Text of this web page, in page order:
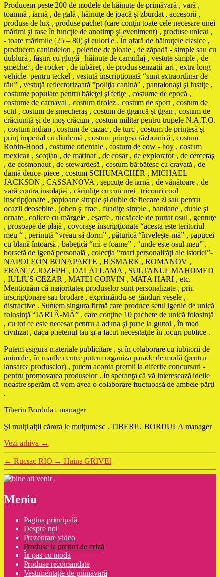
Producem peste 200 de modele de hăinuţe de primăvară , vară ,
toamnă , iarnă , de gală , hăinuţe de joacă şi zburdat , accesorii ,
produse de lux , produse pachet (care conţin toate cele necesare unei
mărimi şi rase în funcţie de anotimp şi eveniment) , produse unicat ,
- toate mărimile (25 – 80) şi culorile . În afară de hăinuţele clasice ,
producem canindelon , pelerine de ploaie , de zăpadă - simple sau cu
dublură , fâşuri cu glugă , hăinuţe de camuflaj , vestuţe simple , de
şmecher , de rocker , de iubăreţ , de produs senzaţii tari , extra long
vehicle- pentru teckel , vestuţă inscripţionată “sunt extraordinar de
rău” , vestuţă reflectorizantă ”poliţia canină” , pantalonaşi şi fustiţe ,
costume populare pentru băieţei şi fetiţe , costume de epocă ,
costume de carnaval , costum tirolez , costum de sport , costum de
schi , costum de şmecheraş , costum de ţigancă şi ţigan , costum de
crăciuniţă şi de moş crăciun , costum militar pentru trupele N.A.T.O.
, costum indian , costum de cazac , de turc , costum de prinţesă şi
prinţ imperial cu diademă , costum prinţesa războinică , costum
Robin-Hood , costume orientale , costum de cow - boy , costum
mexican , scoţian , de marinar , de cosar , de explorator , de cercetaş
, de cosmonaut , de stewardesă , costum bărbătesc cu cravată , de
damă deuce-piece , costum SCHUMACHER , MICHAEL
JACKSON , CASSANOVA , şepcuţe de iarnă , de vânătoare , de
vară contra insolaţiei , căciuliţe cu ciucurei , tricouri cool
inscripţionate , papioane simple şi duble de fiecare zi sau pentru
ocazii deosebite , joben şi frac , fundiţe simple , bandane , duble şi
ornate , coliere cu mărgele , eşarfe , rucsăcele de purtat osul , gentuţe
, prosoape de plajă , covoraşe inscripţionate “acesta este teritoriul
meu “ , perinuţă “vreau să dorm” , păturică “înveleşte-mă” , papucei
cu blană întoarsă , babeţică “mi-e foame” , “unde este osul meu” ,
borsetă de igenă personală , colecţia “mari personalităţi ale istoriei”-
NAPOLEON BONAPARTE , BISMARK , ROMANOV ,
FRANTZ JOZEPH , DALAI LAMA , SULTANUL MAHOMED
, IULIUS CEZAR , MATEI CORVIN , MATA HARI , etc.
Menţionăm că majoritatea produselor sunt personalizate , prin
inscripţionare sau brodare , exprimându-se gânduri vesele ,
distractive . Suntem singura firmă care produce setul igenic de unică
folosinţă “IARTĂ-MĂ” , care conţine 10 pachete de unică folosinţă
, cu tot ce este necesar pentru a aduna şi pune la gunoi , în mod
civilizat , dacă prietenul tău şi-a făcut necesităţile în locuri publice .
Putem asigura materiale publicitare , şi în colaborare cu iubitorii de
animale , în marile centre putem organiza parade de modă (pentru
lansarea produselor) , putem acorda premii la diferite concursuri -
pentru promovarea produselor . În speranţa că vă interesează ideile
noastre sperăm că vom avea o colaborare fructuoasă de ambele părţi
.
Tiberiu Bordula - manager
Şi mulţi alţii cărora le mulţumesc . TIBERIU BORDULA manager
Vezi arhiva →
← Rucsac RIO → Haina GRIVEI
Meniu
Pagina principală
Despre noi
Prezentare video
Produse la prețuri de criză
În pas cu moda
Produse recomandate
Vestimentație de primăvară